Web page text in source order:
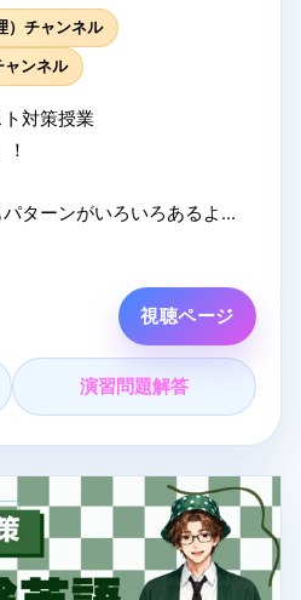
）チャンネル
ャンネル
対策授業
ターンがいろいろあるよ
を駆使して解いていけ
イン塾です。夏期講習はク
できます！
vit.com/open2026
ト欄へ！配信中になるべく
視聴ページ
演習問題解答